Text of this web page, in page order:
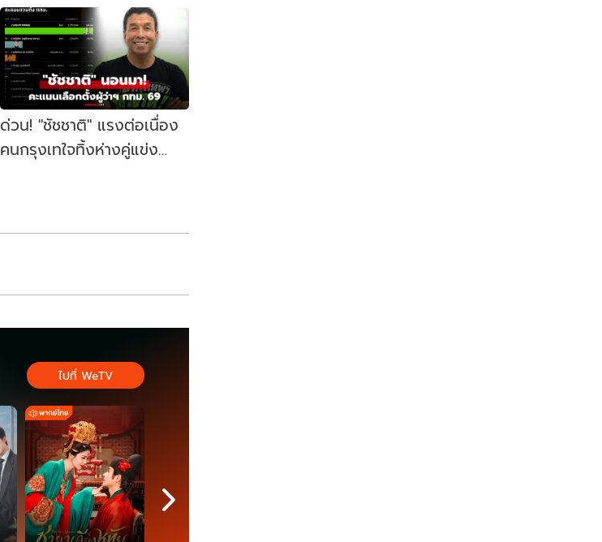
ด่วน! "ชัชชาติ" แรงต่อเนื่อง
คนกรุงเทใจทิ้งห่างคู่แข่ง
ไปที่ WeTV